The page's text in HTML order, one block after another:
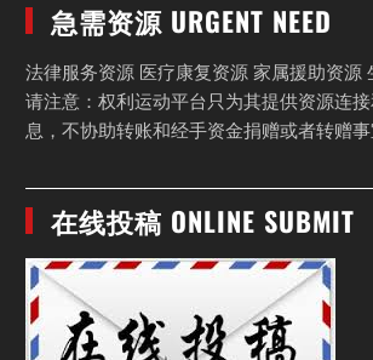
急需资源 URGENT NEED
法律服务资源 医疗康复资源 家属援助资源
请注意：权利运动平台只为其提供资源连
息，不协助转账和经手资金捐赠或者转赠事
在线投稿 ONLINE SUBMIT